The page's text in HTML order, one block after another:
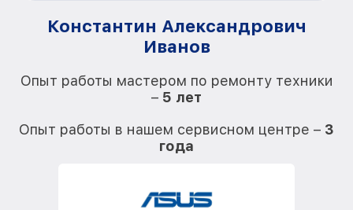
Константин Александрович
Иванов
Опыт работы мастером по ремонту техники
– 5 лет
Опыт работы в нашем сервисном центре – 3
года